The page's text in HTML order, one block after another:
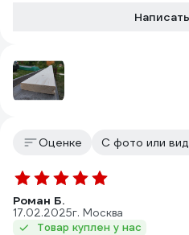
Оценке С фото или
Роман Б.
17.02.2025г. Москва
Товар куплен у нас